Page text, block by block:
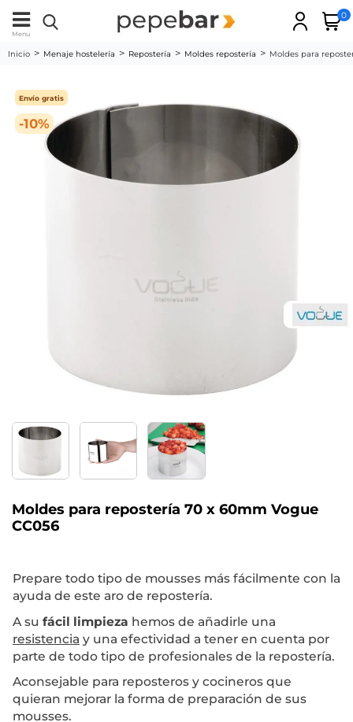
Menu
0
Inicio Menaje hostelería Repostería Moldes repostería Moldes para
-10%
Envío gratis
Moldes para repostería 70 x 60mm Vogue
CC056
Prepare todo tipo de mousses más fácilmente con la
ayuda de este aro de repostería.
A su fácil limpieza hemos de añadirle una
resistencia y una efectividad a tener en cuenta por
parte de todo tipo de profesionales de la repostería.
Aconsejable para reposteros y cocineros que
quieran mejorar la forma de preparación de sus
mousses.